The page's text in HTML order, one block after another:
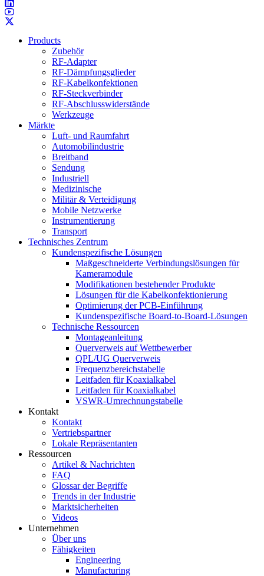
Products
Zubehör
RF-Adapter
RF-Dämpfungsglieder
RF-Kabelkonfektionen
RF-Steckverbinder
RF-Abschlusswiderstände
Werkzeuge
Märkte
Luft- und Raumfahrt
Automobilindustrie
Breitband
Sendung
Industriell
Medizinische
Militär & Verteidigung
Mobile Netzwerke
Instrumentierung
Transport
Technisches Zentrum
Kundenspezifische Lösungen
Maßgeschneiderte Verbindungslösungen für
Kameramodule
Modifikationen bestehender Produkte
Lösungen für die Kabelkonfektionierung
Optimierung der PCB-Einführung
Kundenspezifische Board-to-Board-Lösungen
Technische Ressourcen
Montageanleitung
Querverweis auf Wettbewerber
QPL/UG Querverweis
Frequenzbereichstabelle
Leitfaden für Koaxialkabel
Leitfaden für Koaxialkabel
VSWR-Umrechnungstabelle
Kontakt
Kontakt
Vertriebspartner
Lokale Repräsentanten
Ressourcen
Artikel & Nachrichten
FAQ
Glossar der Begriffe
Trends in der Industrie
Marktsicherheiten
Videos
Unternehmen
Über uns
Fähigkeiten
Engineering
Manufacturing